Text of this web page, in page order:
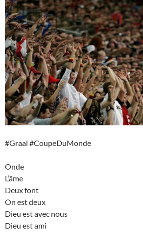
#Graal #CoupeDuMonde
Onde
L’âme
Deux font
On est deux
Dieu est avec nous
Dieu est ami